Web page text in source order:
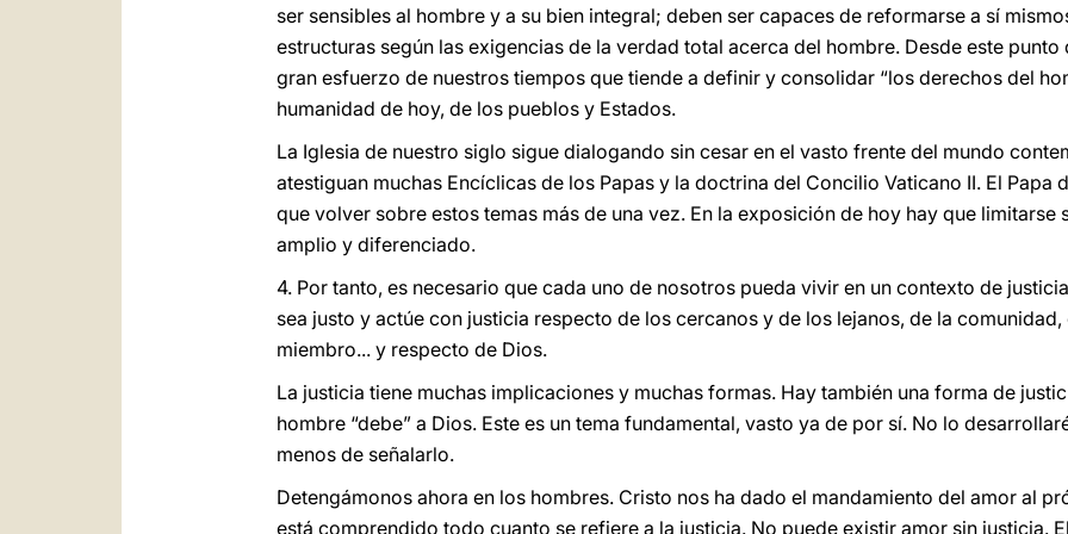
ser sensibles al hombre y a su bien integral; deben ser capaces de reformarse a sí
estructuras según las exigencias de la verdad total acerca del hombre. Desde este
gran esfuerzo de nuestros tiempos que tiende a definir y consolidar “los derechos del
humanidad de hoy, de los pueblos y Estados.
La Iglesia de nuestro siglo sigue dialogando sin cesar en el vasto frente del mundo
atestiguan muchas Encíclicas de los Papas y la doctrina del Concilio Vaticano II. El Papa
que volver sobre estos temas más de una vez. En la exposición de hoy hay que limitarse
amplio y diferenciado.
4. Por tanto, es necesario que cada uno de nosotros pueda vivir en un contexto de
sea justo y actúe con justicia respecto de los cercanos y de los lejanos, de la
miembro... y respecto de Dios.
La justicia tiene muchas implicaciones y muchas formas. Hay también una forma de
hombre “debe” a Dios. Este es un tema fundamental, vasto ya de por sí. No lo
menos de señalarlo.
Detengámonos ahora en los hombres. Cristo nos ha dado el mandamiento del amor al
está comprendido todo cuanto se refiere a la justicia. No puede existir amor sin justicia.